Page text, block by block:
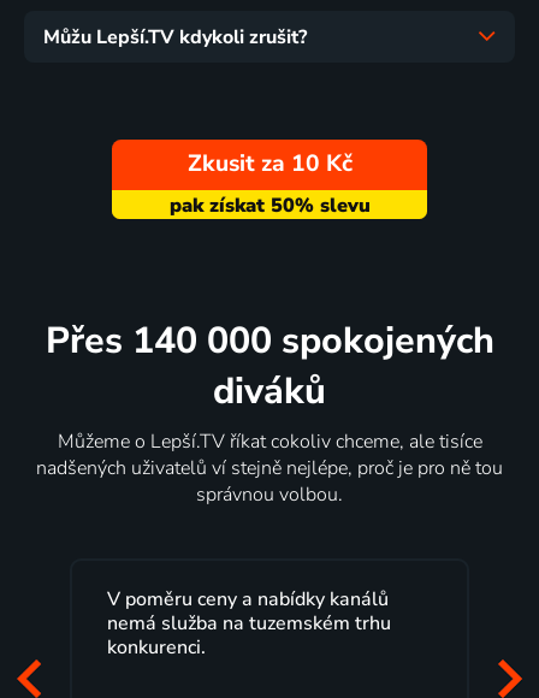
Můžu Lepší.TV kdykoli zrušit?
Zkusit za 10 Kč
Přes 140 000 spokojených
diváků
Můžeme o Lepší.TV říkat cokoliv chceme, ale tisíce
nadšených uživatelů ví stejně nejlépe, proč je pro ně tou
správnou volbou.
nabídky kanálů
trhu
Lepší.TV sleduji už několik
maximální spokojeností.
začátek programu, to je